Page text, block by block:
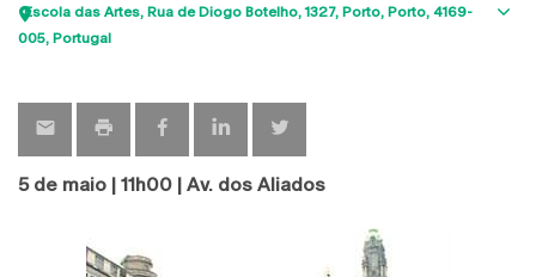
Escola das Artes Rua de Diogo Botelho, 1327 Porto Porto 4169-
005 Portugal
5 de maio | 11h00 | Av. dos Aliados